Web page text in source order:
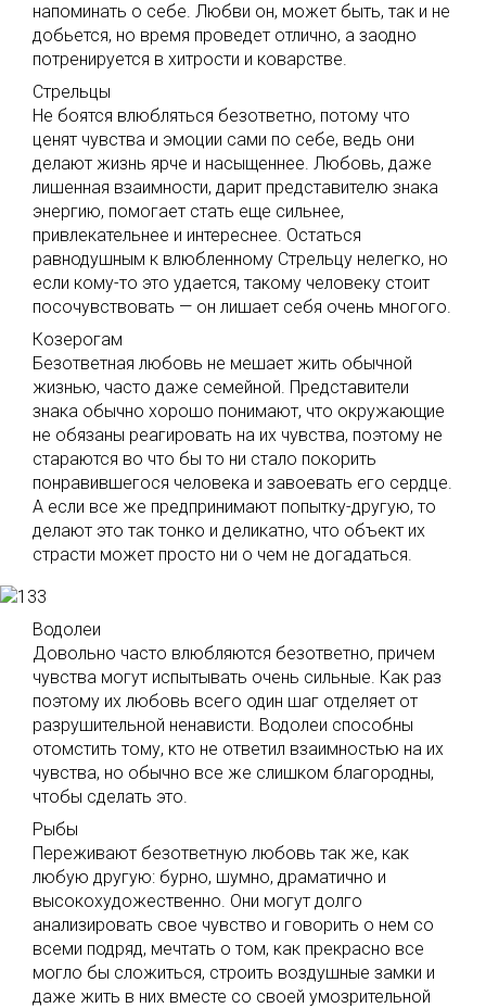
напоминать о себе. Любви он, может быть, так и не
добьется, но время проведет отлично, а заодно
потренируется в хитрости и коварстве.
Стрельцы
Не боятся влюбляться безответно, потому что
ценят чувства и эмоции сами по себе, ведь они
делают жизнь ярче и насыщеннее. Любовь, даже
лишенная взаимности, дарит представителю знака
энергию, помогает стать еще сильнее,
привлекательнее и интереснее. Остаться
равнодушным к влюбленному Стрельцу нелегко, но
если кому-то это удается, такому человеку стоит
посочувствовать — он лишает себя очень многого.
Козерогам
Безответная любовь не мешает жить обычной
жизнью, часто даже семейной. Представители
знака обычно хорошо понимают, что окружающие
не обязаны реагировать на их чувства, поэтому не
стараются во что бы то ни стало покорить
понравившегося человека и завоевать его сердце.
А если все же предпринимают попытку-другую, то
делают это так тонко и деликатно, что объект их
страсти может просто ни о чем не догадаться.
Водолеи
Довольно часто влюбляются безответно, причем
чувства могут испытывать очень сильные. Как раз
поэтому их любовь всего один шаг отделяет от
разрушительной ненависти. Водолеи способны
отомстить тому, кто не ответил взаимностью на их
чувства, но обычно все же слишком благородны,
чтобы сделать это.
Рыбы
Переживают безответную любовь так же, как
любую другую: бурно, шумно, драматично и
высокохудожественно. Они могут долго
анализировать свое чувство и говорить о нем со
всеми подряд, мечтать о том, как прекрасно все
могло бы сложиться, строить воздушные замки и
даже жить в них вместе со своей умозрительной